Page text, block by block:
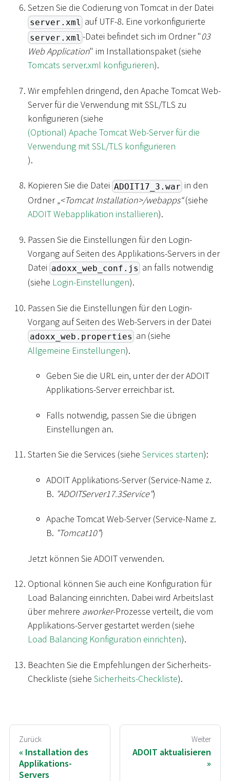
Setzen Sie die Codierung von Tomcat in der Datei
server.xml auf UTF-8. Eine vorkonfigurierte
server.xml -Datei befindet sich im Ordner "03
Web Application" im Installationspaket (siehe
Tomcats server.xml konfigurieren).
Wir empfehlen dringend, den Apache Tomcat Web-
Server für die Verwendung mit SSL/TLS zu
konfigurieren (siehe
(Optional) Apache Tomcat Web-Server für die
Verwendung mit SSL/TLS konfigurieren
).
Kopieren Sie die Datei ADOIT17_3.war in den
Ordner„<Tomcat Installation>/webapps“(siehe
ADOIT Webapplikation installieren).
Passen Sie die Einstellungen für den Login-
Vorgang auf Seiten des Applikations-Servers in der
Datei adoxx_web_conf.js an falls notwendig
(siehe Login-Einstellungen).
Passen Sie die Einstellungen für den Login-
Vorgang auf Seiten des Web-Servers in der Datei
adoxx_web.properties an (siehe
Allgemeine Einstellungen).
Geben Sie die URL ein, unter der der ADOIT
Applikations-Server erreichbar ist.
Falls notwendig, passen Sie die übrigen
Einstellungen an.
Starten Sie die Services (siehe Services starten):
ADOIT Applikations-Server (Service-Name z.
B. "ADOITServer17.3Service")
Apache Tomcat Web-Server (Service-Name z.
B. "Tomcat10")
Jetzt können Sie ADOIT verwenden.
Optional können Sie auch eine Konfiguration für
Load Balancing einrichten. Dabei wird Arbeitslast
über mehrere aworker-Prozesse verteilt, die vom
Applikations-Server gestartet werden (siehe
Load Balancing Konfiguration einrichten).
Beachten Sie die Empfehlungen der Sicherheits-
Checkliste (siehe Sicherheits-Checkliste).
Zurück
Installation des
Applikations-
Servers
Weiter
ADOIT aktualisieren